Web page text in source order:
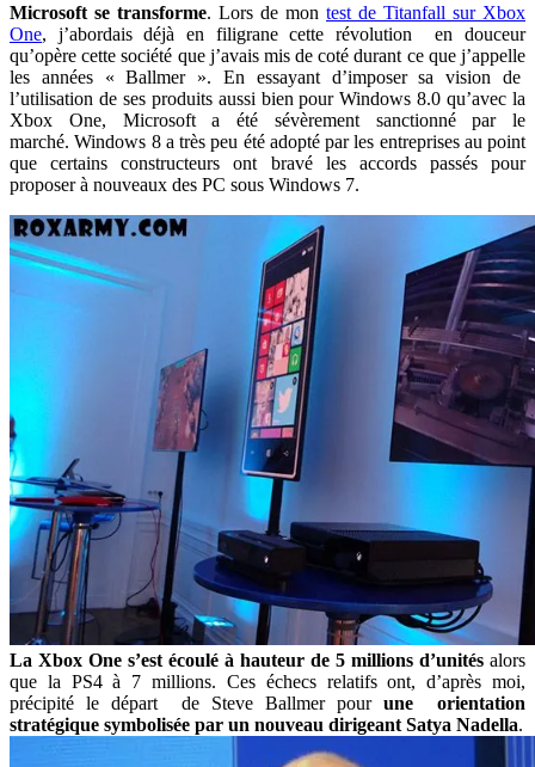
Microsoft se transforme. Lors de mon test de Titanfall sur Xbox
One, j’abordais déjà en filigrane cette révolution en douceur
qu’opère cette société que j’avais mis de coté durant ce que j’appelle
les années « Ballmer ». En essayant d’imposer sa vision de
l’utilisation de ses produits aussi bien pour Windows 8.0 qu’avec la
Xbox One, Microsoft a été sévèrement sanctionné par le
marché. Windows 8 a très peu été adopté par les entreprises au point
que certains constructeurs ont bravé les accords passés pour
proposer à nouveaux des PC sous Windows 7.
La Xbox One s’est écoulé à hauteur de 5 millions d’unités alors
que la PS4 à 7 millions. Ces échecs relatifs ont, d’après moi,
précipité le départ de Steve Ballmer pour une orientation
stratégique symbolisée par un nouveau dirigeant Satya Nadella.